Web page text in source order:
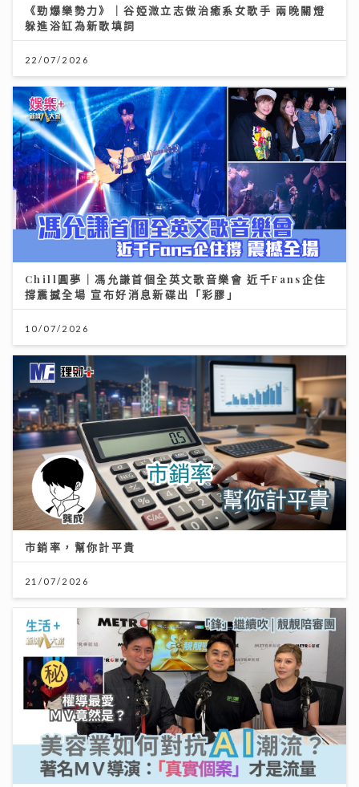
22/07/2026
Chill圓夢｜馮允謙首個全英文歌音樂會 近千Fans企住
撐震撼全場 宣布好消息新碟出「彩膠」
10/07/2026
市銷率，幫你計平貴
「鋒」繼續吹 靚靚陪審團 | 美容業如何對抗AI潮流？著
名MV導演:「真實個案」才是流量